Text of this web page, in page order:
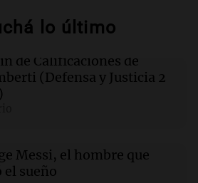
cómo estará el tiempo
agosto
cómo estará el tiempo
lo último
de Calificaciones de
(Defensa y Justicia 2
Messi, el hombre que
el sueño